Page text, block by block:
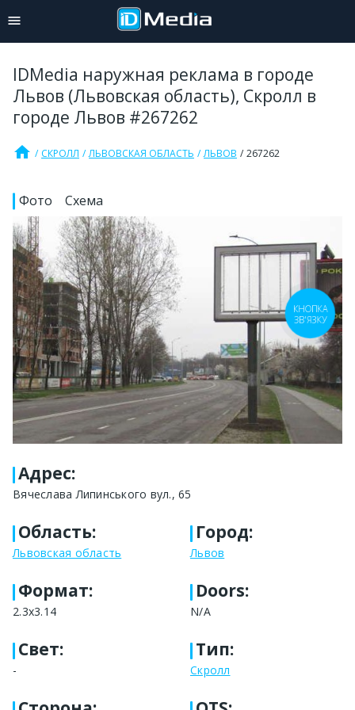
IDMedia наружная реклама в городе
Львов (Львовская область), Скролл в
городе Львов #267262
home СКРОЛЛ ЛЬВОВСКАЯ ОБЛАСТЬ ЛЬВОВ 267262
Фото Схема
Адрес:
Вячеслава Липинського вул., 65
Область:
Львовская область
Город:
Львов
Формат:
2.3x3.14
Doors:
N/A
Свет:
-
Тип:
Скролл
КНОПКА
ЗВ'ЯЗКУ